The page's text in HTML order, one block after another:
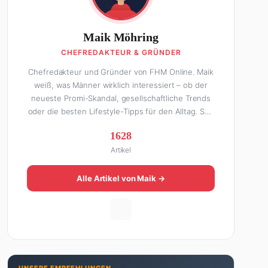
Maik Möhring
CHEFREDAKTEUR & GRÜNDER
Chefredakteur und Gründer von FHM Online. Maik
weiß, was Männer wirklich interessiert – ob der
neueste Promi-Skandal, gesellschaftliche Trends
oder die besten Lifestyle-Tipps für den Alltag. Seit
hat FHM Online zu einer der führenden Männer-
Lifestyle-Plattformen im deutschsprachigen Raum
aufgebaut. Sein Weg dahin war alles andere als
geradlinig: Die eine Hälfte seines Lebens stand er
in der Gastronomie – mit allem, was dazugehört.
unterhaltsam und immer nah dran. Wenn Maik
1628
Artikel
Alle Artikel von Maik →